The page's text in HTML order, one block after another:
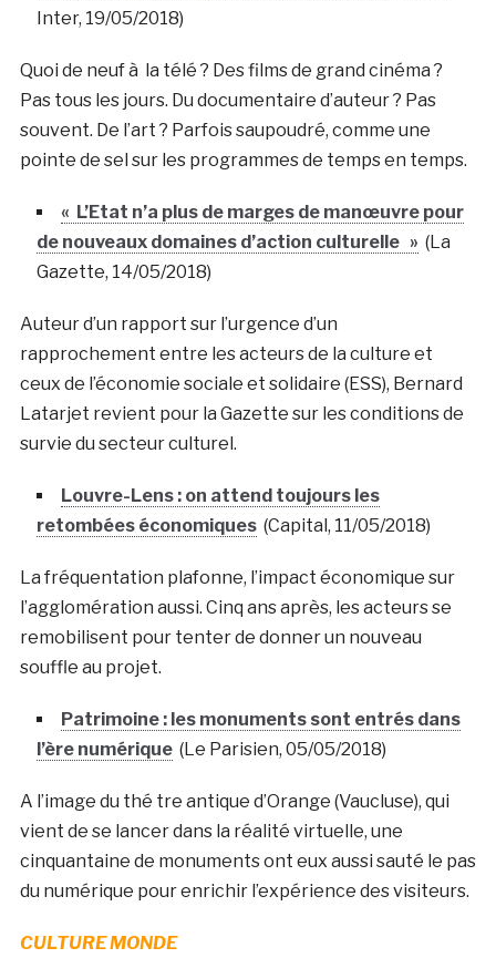
Inter, 19/05/2018)
Quoi de neuf à la télé ? Des films de grand cinéma ?
Pas tous les jours. Du documentaire d’auteur ? Pas
souvent. De l’art ? Parfois saupoudré, comme une
pointe de sel sur les programmes de temps en temps.
« L’Etat n’a plus de marges de manœuvre pour
de nouveaux domaines d’action culturelle » (La
Gazette, 14/05/2018)
Auteur d’un rapport sur l’urgence d’un
rapprochement entre les acteurs de la culture et
ceux de l’économie sociale et solidaire (ESS), Bernard
Latarjet revient pour la Gazette sur les conditions de
survie du secteur culturel.
Louvre-Lens : on attend toujours les
retombées économiques(Capital, 11/05/2018)
La fréquentation plafonne, l’impact économique sur
l’agglomération aussi. Cinq ans après, les acteurs se
remobilisent pour tenter de donner un nouveau
souffle au projet.
Patrimoine : les monuments sont entrés dans
l’ère numérique(Le Parisien, 05/05/2018)
A l’image du thé tre antique d’Orange (Vaucluse), qui
vient de se lancer dans la réalité virtuelle, une
cinquantaine de monuments ont eux aussi sauté le pas
du numérique pour enrichir l’expérience des visiteurs.
CULTURE MONDE